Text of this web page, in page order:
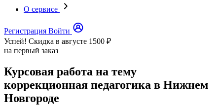
О сервисе
Регистрация Войти
Успей! Скидка в августе 1500 ₽
на первый заказ
Курсовая работа на тему
коррекционная педагогика в Нижнем
Новгороде